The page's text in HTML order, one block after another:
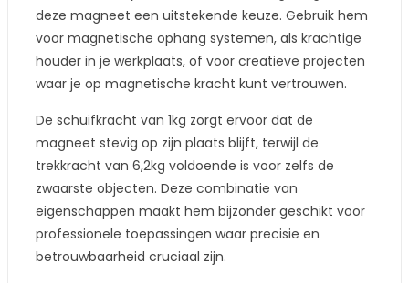
deze magneet een uitstekende keuze. Gebruik hem
voor magnetische ophang systemen, als krachtige
houder in je werkplaats, of voor creatieve projecten
waar je op magnetische kracht kunt vertrouwen.
De schuifkracht van 1kg zorgt ervoor dat de
magneet stevig op zijn plaats blijft, terwijl de
trekkracht van 6,2kg voldoende is voor zelfs de
zwaarste objecten. Deze combinatie van
eigenschappen maakt hem bijzonder geschikt voor
professionele toepassingen waar precisie en
betrouwbaarheid cruciaal zijn.